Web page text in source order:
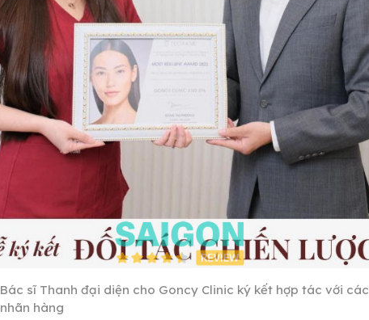
Bác sĩ Thanh đại diện cho Goncy Clinic ký kết hợp tác với các
nhãn hàng